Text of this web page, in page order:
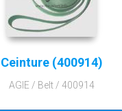
Ceinture (400914)
AGIE / Belt / 400914